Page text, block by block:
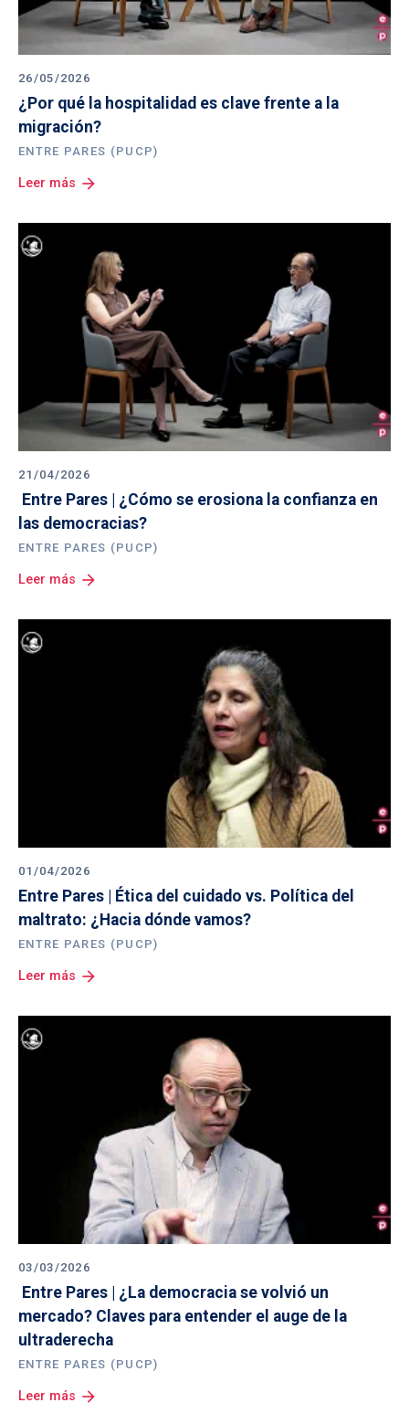
26/05/2026
¿Por qué la hospitalidad es clave frente a la
migración?
ENTRE PARES (PUCP)
Leer más arrow_forward
21/04/2026
las democracias?
ENTRE PARES (PUCP)
Leer más arrow_forward
01/04/2026
Entre Pares | Ética del cuidado vs. Política del
maltrato: ¿Hacia dónde vamos?
ENTRE PARES (PUCP)
Leer más arrow_forward
03/03/2026
mercado? Claves para entender el auge de la
ultraderecha
ENTRE PARES (PUCP)
Leer más arrow_forward